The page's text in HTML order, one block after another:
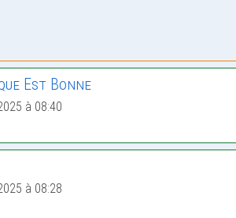
Est Bonne
à 08:40
à 08:28